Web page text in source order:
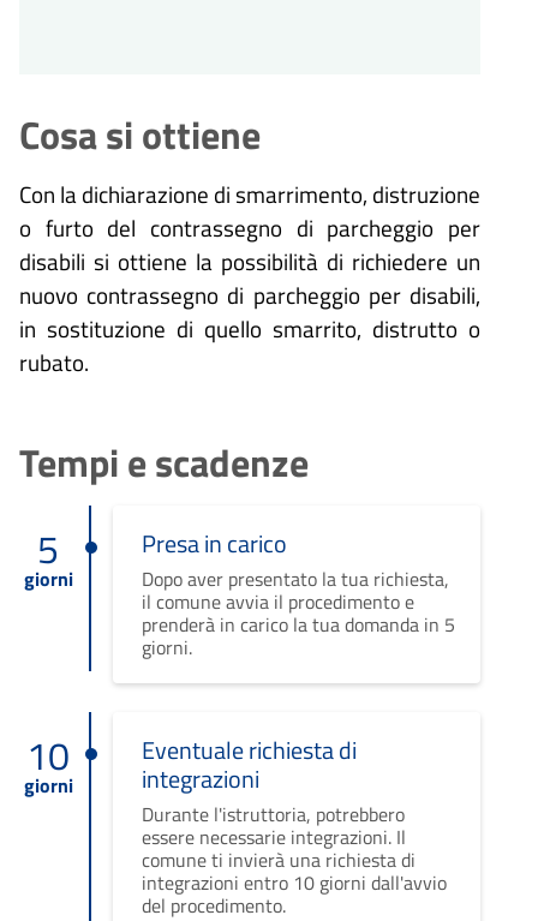
Cosa si ottiene
Con la dichiarazione di smarrimento, distruzione
o furto del contrassegno di parcheggio per
disabili si ottiene la possibilità di richiedere un
nuovo contrassegno di parcheggio per disabili,
in sostituzione di quello smarrito, distrutto o
rubato.
Tempi e scadenze
5
giorni
Presa in carico
Dopo aver presentato la tua richiesta,
il comune avvia il procedimento e
prenderà in carico la tua domanda in 5
giorni.
10
giorni
Eventuale richiesta di
integrazioni
Durante l'istruttoria, potrebbero
essere necessarie integrazioni. Il
comune ti invierà una richiesta di
integrazioni entro 10 giorni dall'avvio
del procedimento.